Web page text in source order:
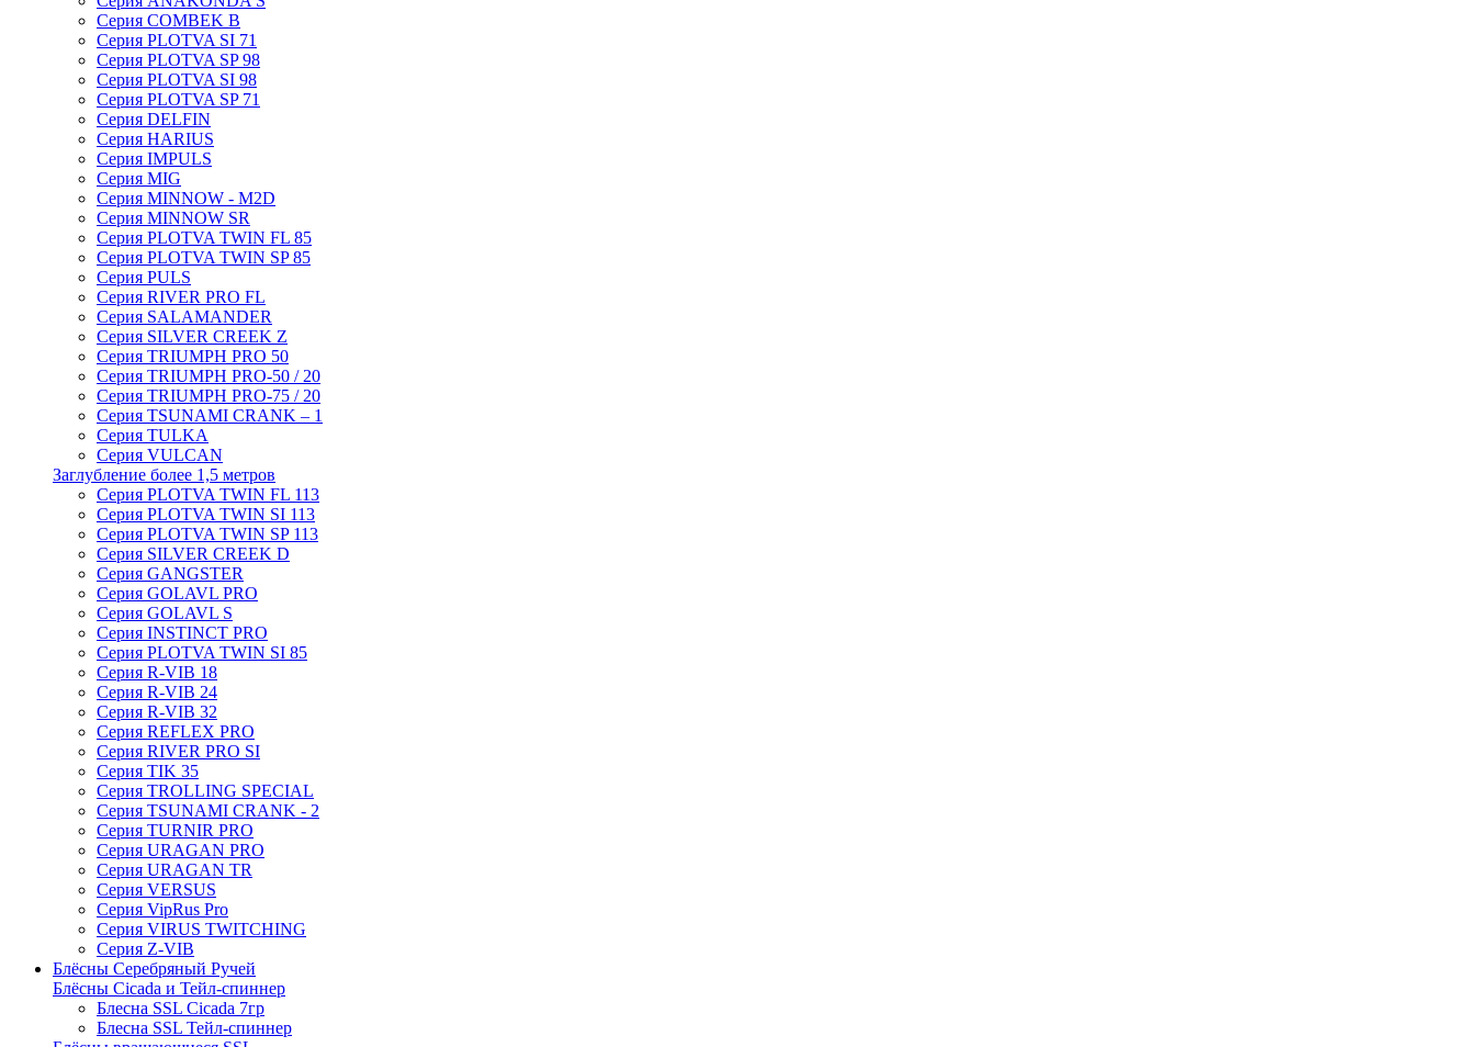
Серия COMBEK B
Серия PLOTVA SI 71
Серия PLOTVA SP 98
Серия PLOTVA SI 98
Серия PLOTVA SP 71
Серия DELFIN
Серия HARIUS
Серия IMPULS
Серия MIG
Серия MINNOW - M2D
Серия MINNOW SR
Серия PLOTVA TWIN FL 85
Серия PLOTVA TWIN SP 85
Серия PULS
Серия RIVER PRO FL
Серия SALAMANDER
Серия SILVER CREEK Z
Серия TRIUMPH PRO 50
Серия TRIUMPH PRO-50 / 20
Серия TRIUMPH PRO-75 / 20
Серия TSUNAMI CRANK – 1
Серия TULKA
Серия VULCAN
Заглубление более 1,5 метров
Серия PLOTVA TWIN FL 113
Серия PLOTVA TWIN SI 113
Серия PLOTVA TWIN SP 113
Серия SILVER CREEK D
Серия GANGSTER
Серия GOLAVL PRO
Серия GOLAVL S
Серия INSTINCT PRO
Серия PLOTVA TWIN SI 85
Серия R-VIB 18
Серия R-VIB 24
Серия R-VIB 32
Серия REFLEX PRO
Серия RIVER PRO SI
Серия TIK 35
Серия TROLLING SPECIAL
Серия TSUNAMI CRANK - 2
Серия TURNIR PRO
Серия URAGAN PRO
Серия URAGAN TR
Серия VERSUS
Серия VipRus Pro
Серия VIRUS TWITCHING
Серия Z-VIB
Блёсны Серебряный Ручей
Блёсны Cicada и Тейл-спиннер
Блесна SSL Cicada 7гр
Блесна SSL Тейл-спиннер